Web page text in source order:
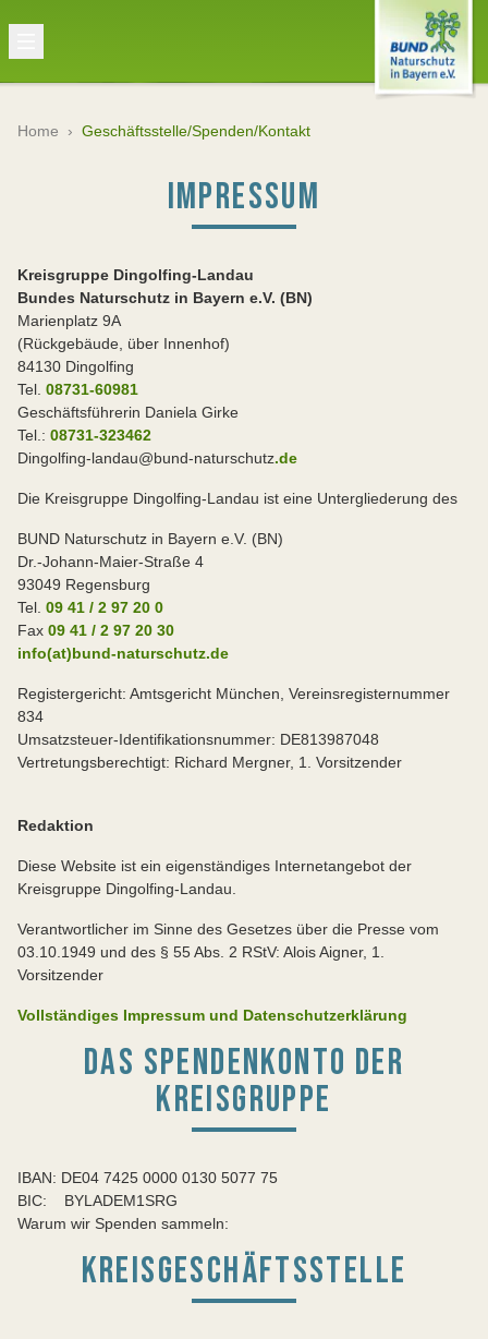
Home › Geschäftsstelle/Spenden/Kontakt
IMPRESSUM
Kreisgruppe Dingolfing-Landau
Bundes Naturschutz in Bayern e.V. (BN)
Marienplatz 9A
(Rückgebäude, über Innenhof)
84130 Dingolfing
Tel. 08731-60981
Geschäftsführerin Daniela Girke
Tel.: 08731-323462
Dingolfing-landau@bund-naturschutz.de
Die Kreisgruppe Dingolfing-Landau ist eine Untergliederung des
BUND Naturschutz in Bayern e.V. (BN)
Dr.-Johann-Maier-Straße 4
93049 Regensburg
Tel. 09 41 / 2 97 20 0
Fax 09 41 / 2 97 20 30
info(at)bund-naturschutz.de
Registergericht: Amtsgericht München, Vereinsregisternummer
834
Umsatzsteuer-Identifikationsnummer: DE813987048
Vertretungsberechtigt: Richard Mergner, 1. Vorsitzender
Redaktion
Diese Website ist ein eigenständiges Internetangebot der
Kreisgruppe Dingolfing-Landau.
Verantwortlicher im Sinne des Gesetzes über die Presse vom
03.10.1949 und des § 55 Abs. 2 RStV: Alois Aigner, 1.
Vorsitzender
Vollständiges Impressum und Datenschutzerklärung
DAS SPENDENKONTO DER
KREISGRUPPE
IBAN: DE04 7425 0000 0130 5077 75
BIC: BYLADEM1SRG
Warum wir Spenden sammeln:
KREISGESCHÄFTSSTELLE